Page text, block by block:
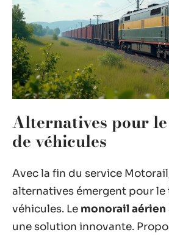
Alternatives pour
de véhicules
Avec la fin du service
alternatives émergent pour
véhicules. Le monorail aérien
une solution innovante.